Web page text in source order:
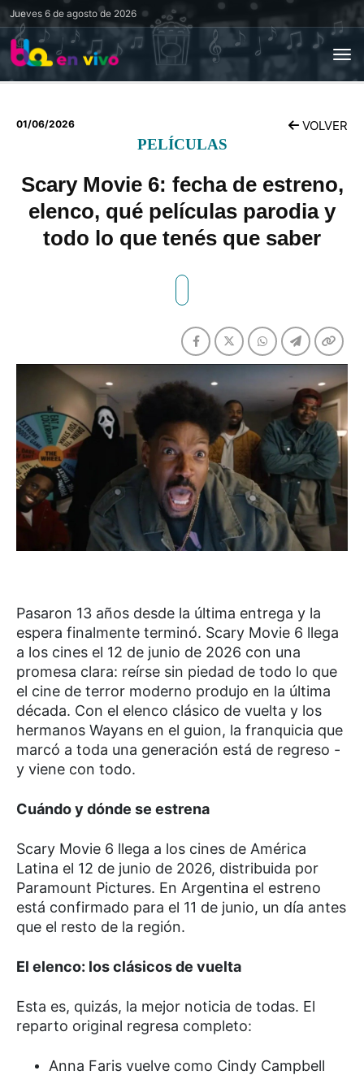
Jueves 6 de agosto de 2026
01/06/2026 VOLVER
PELÍCULAS
Scary Movie 6: fecha de estreno,
elenco, qué películas parodia y
todo lo que tenés que saber
Pasaron 13 años desde la última entrega y la
espera finalmente terminó. Scary Movie 6 llega
a los cines el 12 de junio de 2026 con una
promesa clara: reírse sin piedad de todo lo que
el cine de terror moderno produjo en la última
década. Con el elenco clásico de vuelta y los
hermanos Wayans en el guion, la franquicia que
marcó a toda una generación está de regreso -
y viene con todo.
Cuándo y dónde se estrena
Scary Movie 6 llega a los cines de América
Latina el 12 de junio de 2026, distribuida por
Paramount Pictures. En Argentina el estreno
está confirmado para el 11 de junio, un día antes
que el resto de la región.
El elenco: los clásicos de vuelta
Esta es, quizás, la mejor noticia de todas. El
reparto original regresa completo:
Anna Faris vuelve como Cindy Campbell